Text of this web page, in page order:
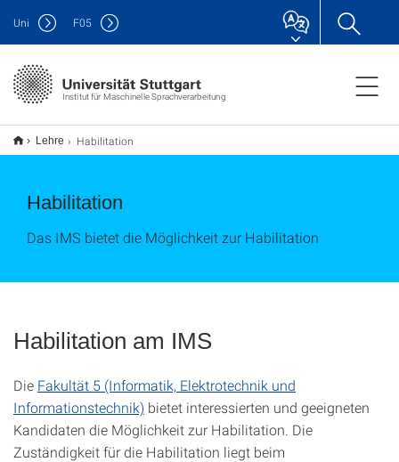
Institut für Maschinelle Sprachverarbeitung
Uni F05
Lehre Habilitation
Habilitation
Das IMS bietet die Möglichkeit zur Habilitation
Habilitation am IMS
Die Fakultät 5 (Informatik, Elektrotechnik und
Informationstechnik) bietet interessierten und geeigneten
Kandidaten die Möglichkeit zur Habilitation. Die
Zuständigkeit für die Habilitation liegt beim